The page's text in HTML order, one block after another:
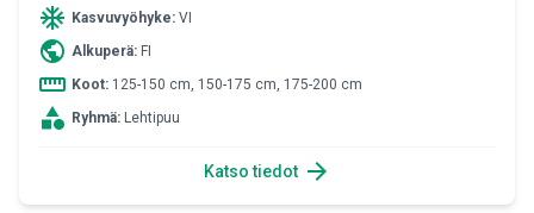
ac_unit Kasvuvyöhyke: VI
public Alkuperä: FI
straighten Koot: 125-150 cm, 150-175 cm, 175-200 cm
category Ryhmä: Lehtipuu
Katso tiedot arrow_forward